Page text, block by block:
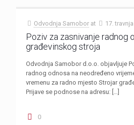
Odvodnja Samobor at 17.
Poziv za zasnivanje radnog
građevinskog stroja
Odvodnja Samobor d.o.o. objavljuje
radnog odnosa na neodređeno
vremenu za radno mjesto Strojar
Prijave se podnose na adresu: […]
0